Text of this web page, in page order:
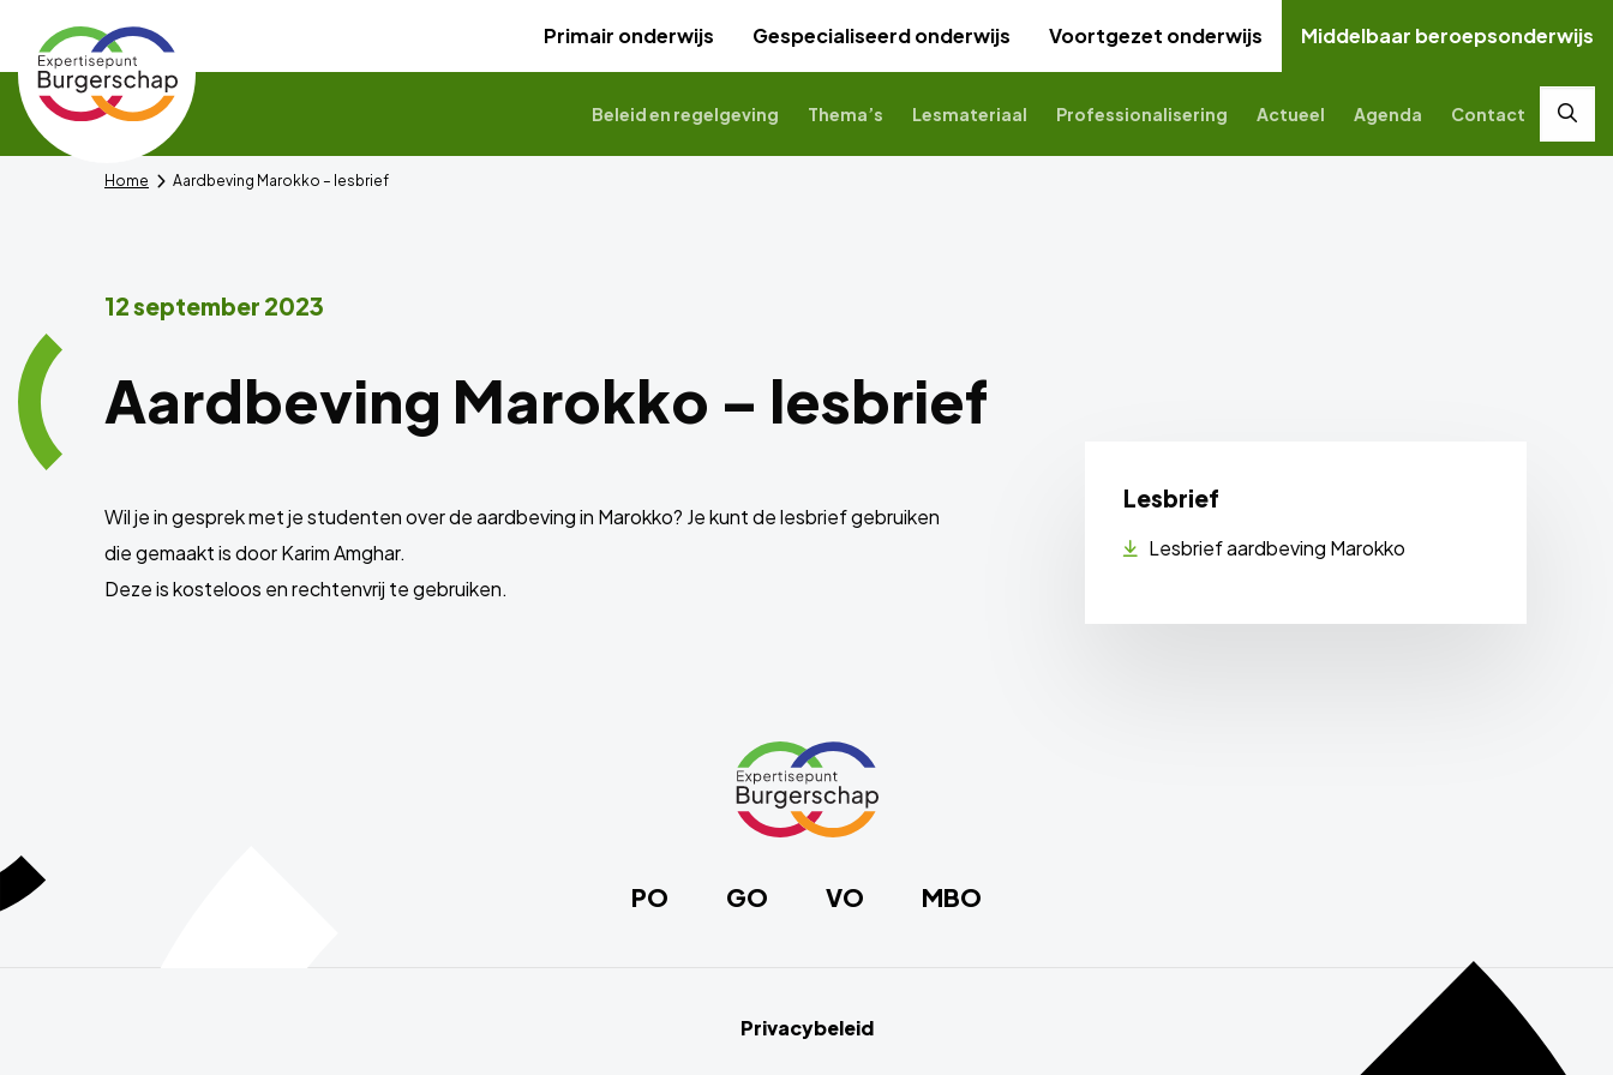
Expertisepunt
Burgerschap
Primair onderwijs Gespecialiseerd onderwijs Voortgezet onderwijs Middelbaar beroepsonderwijs
Beleid en regelgeving Thema’s Lesmateriaal Professionalisering Actueel Agenda Contact
Home Aardbeving Marokko – lesbrief
Aardbeving Marokko – lesbrief
12 september 2023
Wil je in gesprek met je studenten over de aardbeving in Marokko? Je kunt de lesbrief gebruiken
die gemaakt is door Karim Amghar.
Deze is kosteloos en rechtenvrij te gebruiken.
Lesbrief
Lesbrief aardbeving Marokko
PO GO VO MBO
Privacybeleid